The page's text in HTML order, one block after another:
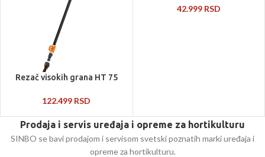
Rezač visokih grana HT 75
122.499 RSD
42.999 RSD
Prodaja i servis uređaja i opreme za hortikulturu
SINBO se bavi prodajom i servisom svetski poznatih marki uređaja i
opreme za hortikulturu.